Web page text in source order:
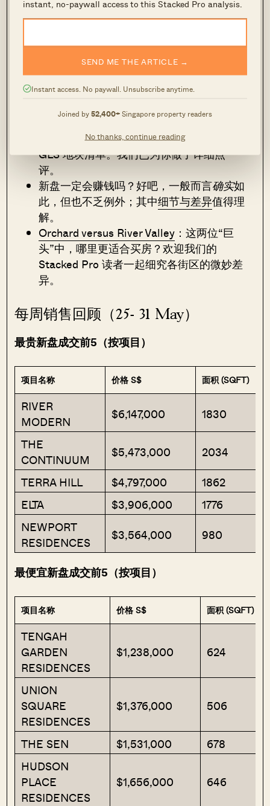
instant, no-paywall access to this Stacked Pro analysis.
SEND ME THE ARTICLE →
Instant access. No paywall. Unsubscribe anytime.
Joined by52,400+Singapore property readers
No thanks, continue reading
在关注价格增长与公共交通可达性的同时，也同样
与此同时，其他房产新闻…
想住在 Istana 对面吗？Cavanagh Fortuna
目的可能。
正如上文所述，这里是2026 年下半年的
GLS 地块清单。我们已为你做了详细点
评。
新盘一定会赚钱吗？好吧，一般而言确实如
此，但也不乏例外；其中细节与差异值得理
解。
Orchard versus River Valley ：这两位“巨
头”中，哪里更适合买房？欢迎我们的
Stacked Pro 读者一起细究各街区的微妙差
异。
每周销售回顾（25- 31 May）
最贵新盘成交前5（按项目）
项目名称 价格 S$ 面积 (SQFT)
RIVER
MODERN
$6,147,000
1830
THE
CONTINUUM
$5,473,000
2034
TERRA HILL
$4,797,000
1862
ELTA
$3,906,000
1776
NEWPORT
RESIDENCES
$3,564,000 980
最便宜新盘成交前5（按项目）
项目名称 价格 S$ 面积 (SQFT)
TENGAH
GARDEN
RESIDENCES
$1,238,000 624
UNION
SQUARE
RESIDENCES
$1,376,000 506
THE SEN $1,531,000
678
HUDSON
PLACE
RESIDENCES
$1,656,000 646